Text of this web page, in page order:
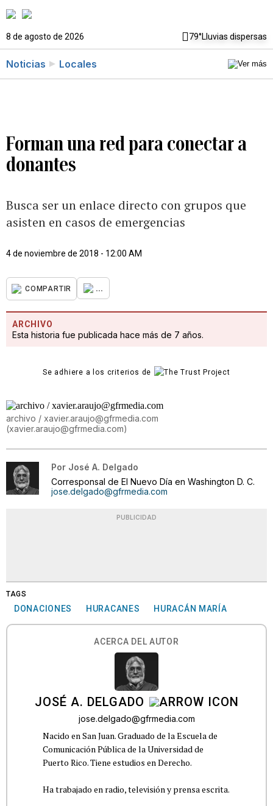
8 de agosto de 2026 79°Lluvias dispersas
Noticias Locales
Forman una red para conectar a
donantes
Busca ser un enlace directo con grupos que
asisten en casos de emergencias
4 de noviembre de 2018 - 12:00 AM
COMPARTIR ...
ARCHIVO
Esta historia fue publicada hace más de 7 años.
Se adhiere a los criterios de
archivo / xavier.araujo@gfrmedia.com
(xavier.araujo@gfrmedia.com)
Por José A. Delgado
Corresponsal de El Nuevo Día en Washington D. C.
jose.delgado@gfrmedia.com
PUBLICIDAD
TAGS
DONACIONES HURACANES HURACÁN MARÍA
ACERCA DEL AUTOR
JOSÉ A. DELGADO
jose.delgado@gfrmedia.com
Nacido en San Juan. Graduado de la Escuela de
Comunicación Pública de la Universidad de
Puerto Rico. Tiene estudios en Derecho.
Ha trabajado en radio, televisión y prensa escrita.